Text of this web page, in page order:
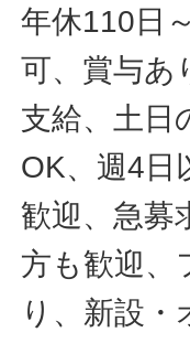
年休110日
可、賞与あ
支給、土日
OK、週4日
歓迎、急募
方も歓迎、
り、新設